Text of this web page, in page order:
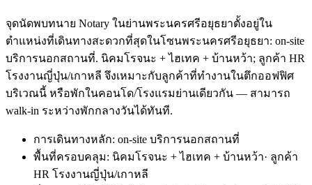
จุดนัดพบทนาย Notary ในย่านพระนครศรีอยุธยาตั้งอยู่ใน
ตำแหน่งที่เดินทางสะดวกที่สุดในโซนพระนครศรีอยุธยา: on-site
บริการนอกสถานที่. นิคมโรจนะ + ไฮเทค + บ้านหว้า; ลูกค้า HR
โรงงานญี่ปุ่น/เกาหลี จึงเหมาะกับลูกค้าที่ทำงานในตึกออฟฟิศ
บริเวณนี้ หรือพักในคอนโด/โรงแรมย่านเดียวกัน — สามารถ
walk-in ระหว่างพักกลางวันได้ทันที.
การเดินทางหลัก: on-site บริการนอกสถานที่
พื้นที่ครอบคลุม: นิคมโรจนะ + ไฮเทค + บ้านหว้า· ลูกค้า
HR โรงงานญี่ปุ่น/เกาหลี